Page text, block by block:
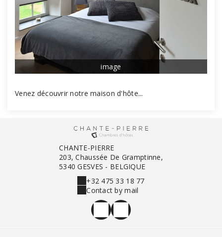
image
Venez découvrir notre maison d'hôte...
CHANTE-PIERRE
203, Chaussée De Gramptinne,
5340 GESVES - BELGIQUE
+32 475 33 18 77
Contact by mail